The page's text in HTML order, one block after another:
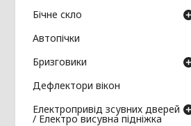
Бічне скло
Автопічки
Бризговики
Дефлектори вікон
Електропривід зсувних дверей
/ Електро висувна підніжка